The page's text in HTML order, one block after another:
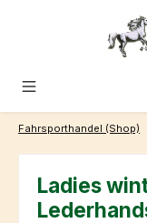
Zum Hauptinhalt springen
Fahrsporthandel (Shop)
Ladies